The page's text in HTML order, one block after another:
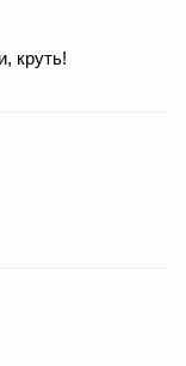
круть!